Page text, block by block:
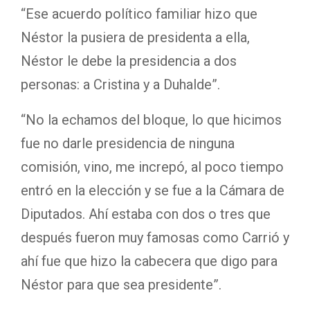
“Ese acuerdo político familiar hizo que
Néstor la pusiera de presidenta a ella,
Néstor le debe la presidencia a dos
personas: a Cristina y a Duhalde”.
“No la echamos del bloque, lo que hicimos
fue no darle presidencia de ninguna
comisión, vino, me increpó, al poco tiempo
entró en la elección y se fue a la Cámara de
Diputados. Ahí estaba con dos o tres que
después fueron muy famosas como Carrió y
ahí fue que hizo la cabecera que digo para
Néstor para que sea presidente”.